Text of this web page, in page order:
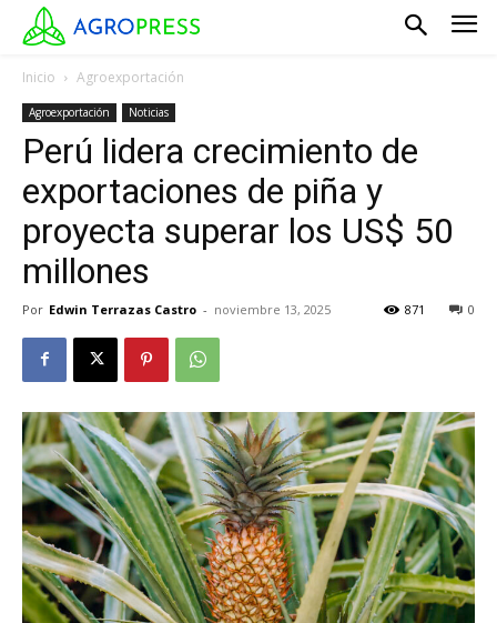
Inicio Agroexportación
Agroexportación Noticias
Perú lidera crecimiento de
exportaciones de piña y
proyecta superar los US$ 50
millones
Por Edwin Terrazas Castro - noviembre 13, 2025 0
871